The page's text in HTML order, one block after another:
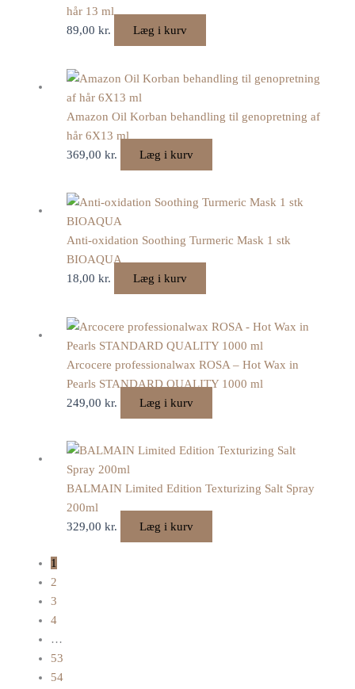
hår 13 ml
89,00 kr. Læg i kurv
Amazon Oil Korban behandling til genopretning af
hår 6X13 ml
369,00 kr. Læg i kurv
Anti-oxidation Soothing Turmeric Mask 1 stk
BIOAQUA
18,00 kr. Læg i kurv
Arcocere professionalwax ROSA – Hot Wax in
Pearls STANDARD QUALITY 1000 ml
249,00 kr. Læg i kurv
BALMAIN Limited Edition Texturizing Salt Spray
200ml
329,00 kr. Læg i kurv
1
2
3
4
…
53
54